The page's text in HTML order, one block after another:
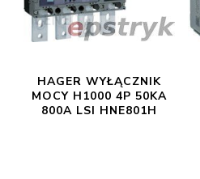
HAGER WYŁĄCZNIK
MOCY H1000 4P 50KA
800A LSI HNE801H